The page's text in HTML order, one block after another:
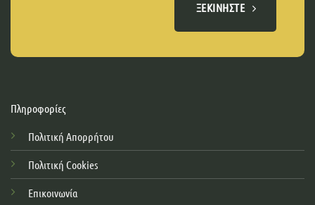
ΞΕΚΙΝΉΣΤΕ
Πληροφορίες
Πολιτική Απορρήτου
Πολιτική Cookies
Επικοινωνία